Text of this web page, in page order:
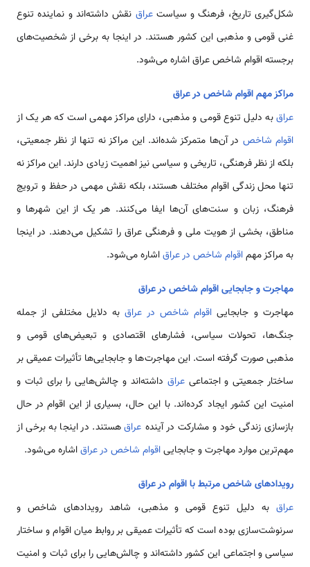
شکل‌گیری تاریخ، فرهنگ و سیاستعراق نقش داشته‌اند و نماینده تنوع
غنی قومی و مذهبی این کشور هستند. در اینجا به برخی از شخصیت‌های
برجسته اقوام شاخص عراق اشاره می‌شود.
مراکز مهم اقوام شاخص در عراق
عراقبه دلیل تنوع قومی و مذهبی، دارای مراکز مهمی است که هر یک از
اقوام شاخص در آن‌ها متمرکز شده‌اند. این مراکز نه تنها از نظر جمعیتی،
بلکه از نظر فرهنگی، تاریخی و سیاسی نیز اهمیت زیادی دارند. این مراکز نه
تنها محل زندگی اقوام مختلف هستند، بلکه نقش مهمی در حفظ و ترویج
فرهنگ، زبان و سنت‌های آن‌ها ایفا می‌کنند. هر یک از این شهرها و
مناطق، بخشی از هویت ملی و فرهنگی عراق را تشکیل می‌دهند. در اینجا
به مراکز مهماقوام شاخص در عراقاشاره می‌شود.
مهاجرت و جابجایی اقوام شاخص در عراق
مهاجرت و جابجایی اقوام شاخص در عراقبه دلایل مختلفی از جمله
جنگ‌ها، تحولات سیاسی، فشارهای اقتصادی و تبعیض‌های قومی و
مذهبی صورت گرفته است. این مهاجرت‌ها و جابجایی‌ها تأثیرات عمیقی بر
ساختار جمعیتی و اجتماعیعراق داشته‌اند و چالش‌هایی را برای ثبات و
امنیت این کشور ایجاد کرده‌اند. با این حال، بسیاری از این اقوام در حال
بازسازی زندگی خود و مشارکت در آینده عراقهستند. در اینجا به برخی از
مهم‌ترین موارد مهاجرت و جابجاییاقوام شاخص در عراقاشاره می‌شود.
رویدادهای شاخص مرتبط با اقوام در عراق
عراق به دلیل تنوع قومی و مذهبی، شاهد رویدادهای شاخص و
سرنوشت‌سازی بوده است که تأثیرات عمیقی بر روابط میان اقوام و ساختار
سیاسی و اجتماعی این کشور داشته‌اند و چالش‌هایی را برای ثبات و امنیت